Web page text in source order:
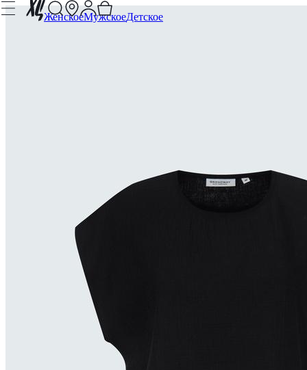
ЖенскоеМужскоеДетское